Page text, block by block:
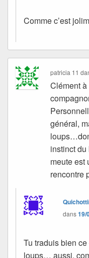
Comme c’est
patricia 11
Clément
général,
instinct
meute est
rencontre
dans19/
Tu traduis bien
loups… aussi,